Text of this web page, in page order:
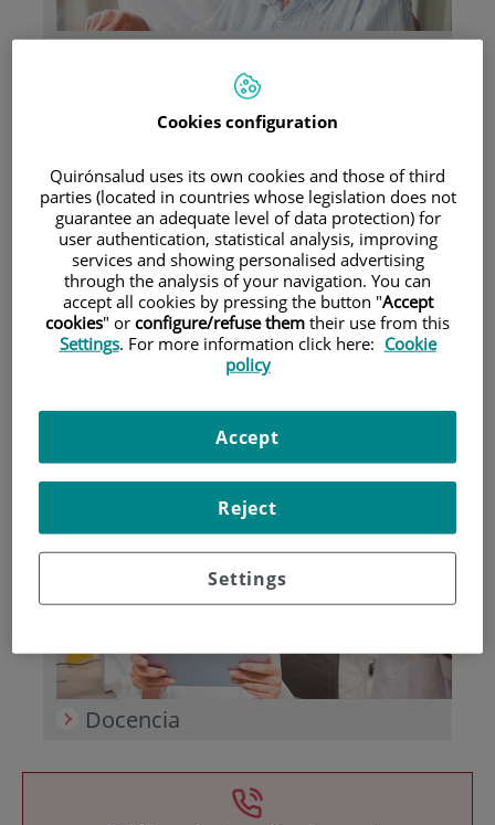
Aseguradoras y mutuas
Unidad de Neuro-Rehabilitación
Docencia
Cookies configuration
Quirónsalud uses its own cookies and those of third
parties (located in countries whose legislation does not
guarantee an adequate level of data protection) for
user authentication, statistical analysis, improving
services and showing personalised advertising
through the analysis of your navigation. You can
accept all cookies by pressing the button "Accept
cookies" or configure/refuse them their use from this
Settings. For more information click here: Cookie
policy
Settings
Reject
Accept